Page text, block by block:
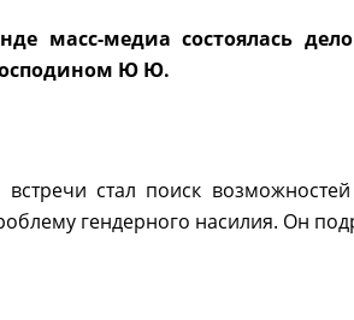
масс-медиа состоялась
Ю Ю.
встречи стал поиск
гендерного насилия. Он